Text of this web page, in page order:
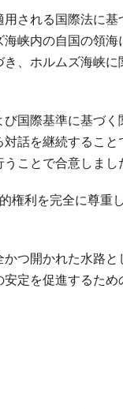
される国際法に基
峡内の自国の領海
、ホルムズ海峡に
国際基準に基づく
話を継続すること
ことで合意しまし
権利を完全に尊重
つ開かれた水路と
定を促進するため